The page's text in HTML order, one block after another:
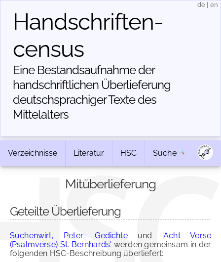
Handschriften­
census
Eine Bestandsaufnahme der
handschriftlichen Über­lieferung
deutschsprachiger Texte des
Mittelalters
de en
Verzeichnisse Literatur HSC Suche
Mitüberlieferung
Geteilte Überlieferung
Suchenwirt, Peter: Gedichteund 'Acht Verse
(Psalmverse) St. Bernhards' werden gemeinsam in der
folgenden HSC-Beschreibung überliefert: